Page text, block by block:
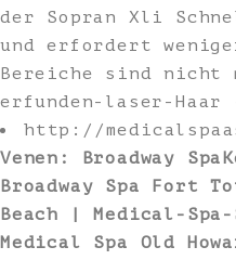
der Sopran Xli
und erfordert
Bereiche sind nicht
erfunden-laser-Haar
http://
Venen: Broadway
Broadway Spa Fort
Beach | Medical-
Medical Spa Old